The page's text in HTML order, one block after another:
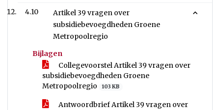
4.10
Artikel 39 vragen over
subsidiebevoegdheden Groene
Metropoolregio
Bijlagen
Collegevoorstel Artikel 39 vragen over
subsidiebevoegdheden Groene
Metropoolregio
103 KB
Antwoordbrief Artikel 39 vragen over